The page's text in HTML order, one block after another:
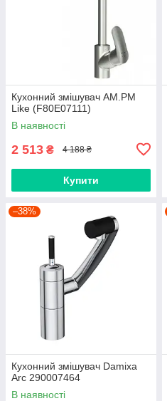
Кухонний змішувач AM.PM
Like (F80E07111)
В наявності
2 513 ₴ 4 188 ₴
Купити
–38%
Кухонний змішувач Damixa
Arc 290007464
В наявності